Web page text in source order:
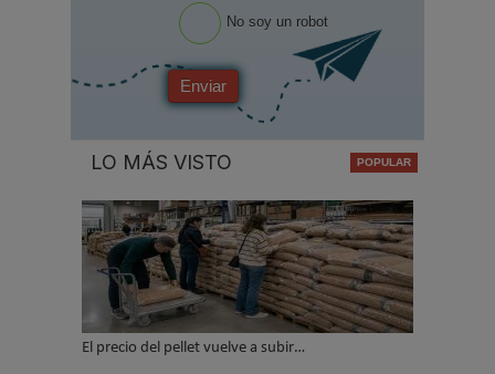
No soy un robot
Enviar
LO MÁS VISTO
El precio del pellet vuelve a subir…